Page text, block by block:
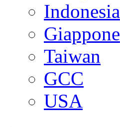
Indonesia
Giappone
Taiwan
GCC
USA